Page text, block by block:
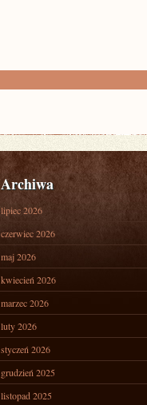
Archiwa
lipiec 2026
czerwiec 2026
maj 2026
kwiecień 2026
marzec 2026
luty 2026
styczeń 2026
grudzień 2025
listopad 2025